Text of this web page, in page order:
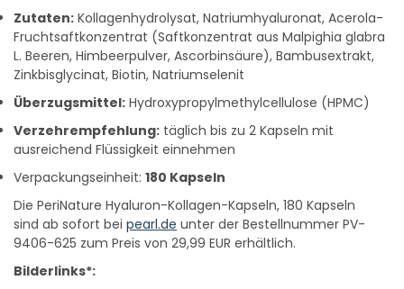
Zutaten: Kollagenhydrolysat, Natriumhyaluronat, Acerola-
Fruchtsaftkonzentrat (Saftkonzentrat aus Malpighia glabra
L. Beeren, Himbeerpulver, Ascorbinsäure), Bambusextrakt,
Zinkbisglycinat, Biotin, Natriumselenit
Überzugsmittel: Hydroxypropylmethylcellulose (HPMC)
Verzehrempfehlung: täglich bis zu 2 Kapseln mit
ausreichend Flüssigkeit einnehmen
Verpackungseinheit: 180 Kapseln
Die PeriNature Hyaluron-Kollagen-Kapseln, 180 Kapseln
sind ab sofort bei pearl.de unter der Bestellnummer PV-
9406-625 zum Preis von 29,99 EUR erhältlich.
Bilderlinks*: